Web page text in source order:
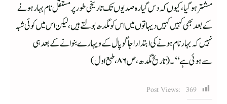
مشہتر ہوگیا ،کیوں کہ دس گیارہ صدیوں تک تاریخی طور پر مستقل نام بہار ہونے
کے بعد بھی کہیں کہیں دیہاتوں میں اس کو مگدھ بولتے ہیں ،لیکن اس میں کوئی شبہ
نہیں کہ بہارنام ہونے کی ابتدا راجا گوپال کے ویہارے بنوانے کے بعد ہی
سےہوئی ہے‘‘۔(تاریخ مگدھ ،ص ۸۶،طبع اول)
Post Views: 369